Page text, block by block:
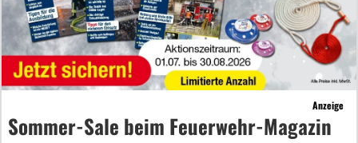
Anzeige
Sommer-Sale beim Feuerwehr-Magazin